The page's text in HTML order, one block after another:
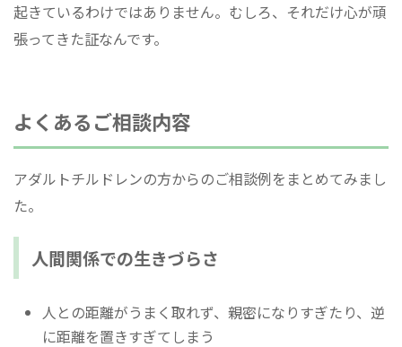
起きているわけではありません。むしろ、それだけ心が頑
張ってきた証なんです。
よくあるご相談内容
アダルトチルドレンの方からのご相談例をまとめてみまし
た。
人間関係での生きづらさ
人との距離がうまく取れず、親密になりすぎたり、逆
に距離を置きすぎてしまう